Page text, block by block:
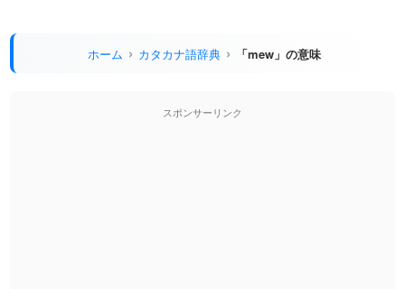
ホーム カタカナ語辞典 「mew」の意味
スポンサーリンク